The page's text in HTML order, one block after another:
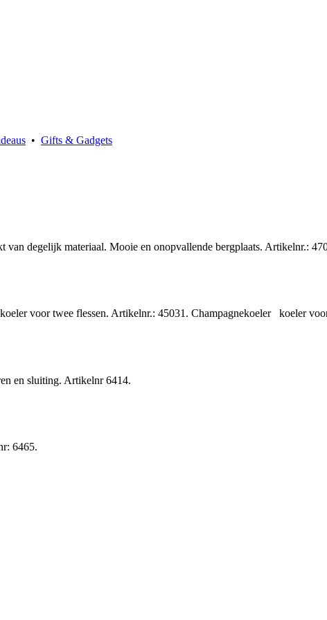
• Gifts & Gadgets
van degelijk materiaal. Mooie en onopvallende bergplaats. Artikelnr.:
voor twee flessen. Artikelnr.: 45031. Champagnekoeler koeler
en sluiting. Artikelnr 6414.
6465.